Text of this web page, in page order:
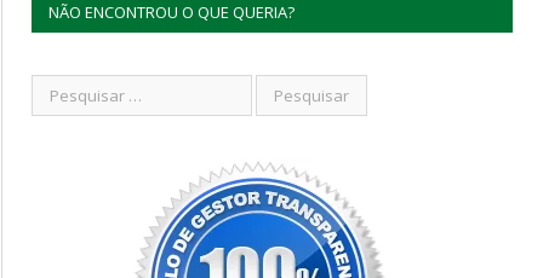
NÃO ENCONTROU O QUE QUERIA?